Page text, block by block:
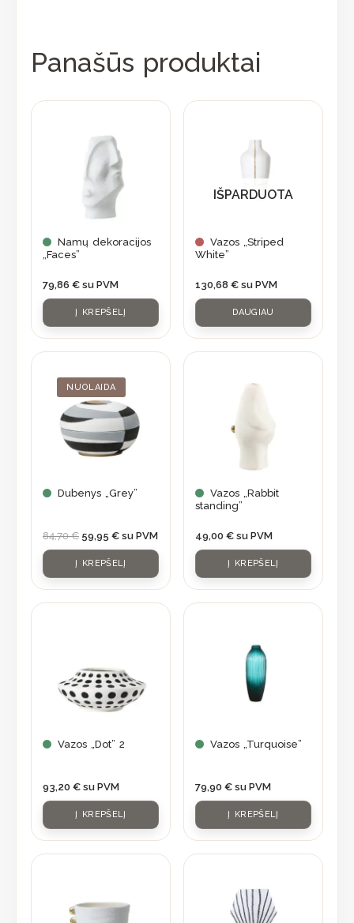
Panašūs produktai
Namų dekoracijos
„Faces”
79,86 € su PVM
Į KREPŠELĮ
IŠPARDUOTA
Vazos „Striped
White”
130,68 € su PVM
DAUGIAU
NUOLAIDA
Dubenys „Grey”
84,70€
was:
84,70 €.
59,95 €
is:
su PVM
Į KREPŠELĮ
Vazos „Rabbit
standing”
49,00 € su PVM
Į KREPŠELĮ
Vazos „Dot” 2
93,20 € su PVM
Į KREPŠELĮ
Vazos „Turquoise”
79,90 € su PVM
Į KREPŠELĮ